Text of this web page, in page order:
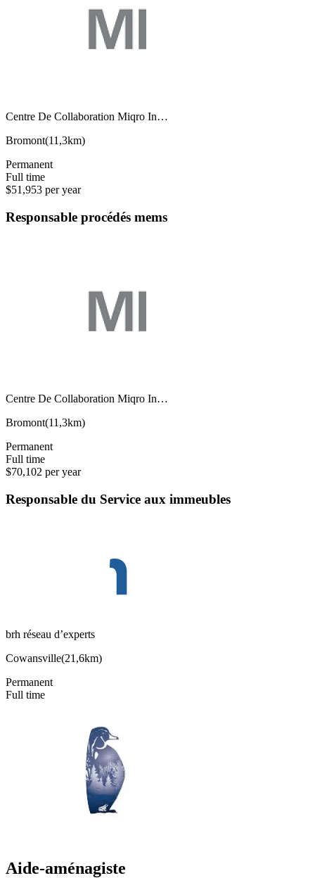
Centre De Collaboration Miqro In…
Bromont(11,3km)
Permanent
Full time
$51,953 per year
Responsable procédés mems
Centre De Collaboration Miqro In…
Bromont(11,3km)
Permanent
Full time
$70,102 per year
Responsable du Service aux immeubles
brh réseau d’experts
Cowansville(21,6km)
Permanent
Full time
Aide-aménagiste